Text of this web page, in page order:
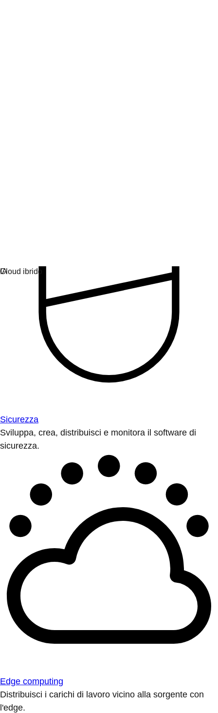
Sicurezza
Sviluppa, crea, distribuisci e monitora il software di
sicurezza.
Edge computing
Distribuisci i carichi di lavoro vicino alla sorgente con
l'edge.